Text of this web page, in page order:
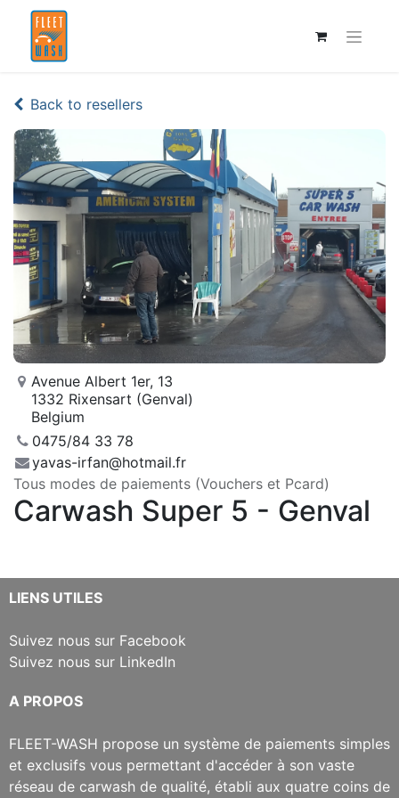
Back to resellers
Avenue Albert 1er, 13
1332 Rixensart (Genval)
Belgium
0475/84 33 78
yavas-irfan@hotmail.fr
Tous modes de paiements (Vouchers et Pcard)
Carwash Super 5 - Genval
​LIENS UTILES
Suivez nous sur Facebook
Suivez nous sur LinkedIn
​A PROPOS
​FLEET-WASH propose un système de paiements simples
et exclusifs vous permettant d'accéder à son vaste
réseau de carwash de qualité, établi aux quatre coins de